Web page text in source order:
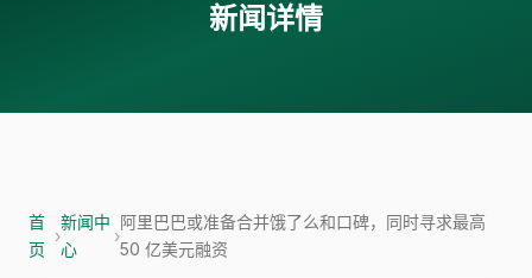
新闻详情
首
页
›
新闻中
心
›
阿里巴巴或准备合并饿了么和口碑，同时寻求最高
50 亿美元融资